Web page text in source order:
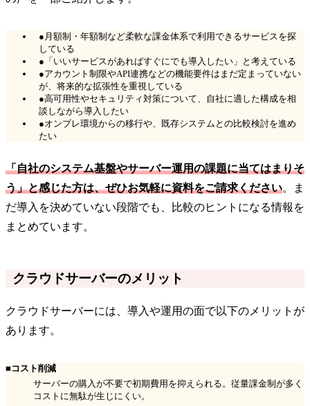
●月額制・年額制など柔軟な課金体系で利用できるサービスを探
している
●「いいサービスがあればすぐにでも導入したい」と考えている
●アカウント制限やAPI連携などの機能要件はまだ定まっていない
が、将来的な拡張性を重視している
●高可用性やセキュリティ対策について、自社に適した構成を相
談しながら導入したい
●オンプレ環境からの移行や、既存システムとの比較検討を進め
たい
「自社のシステム基盤やサーバー運用の課題に当てはまりそ
う」と感じた方は、ぜひお気軽に資料をご請求ください。ま
だ導入を決めていない段階でも、比較のヒントになる情報を
まとめています。
クラウドサーバーのメリット
クラウドサーバーには、導入や運用の面で以下のメリットが
あります。
■コスト削減
サーバーの購入が不要で初期費用を抑えられる。従量課金制が多く
コストに無駄が生じにくい。